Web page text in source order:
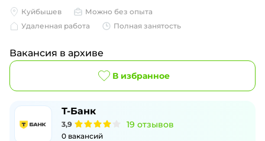
Куйбышев
Можно без опыта
Удаленная работа
Полная занятость
Вакансия в архиве
В избранное
Т-Банк
3,9 19 отзывов
0 вакансий